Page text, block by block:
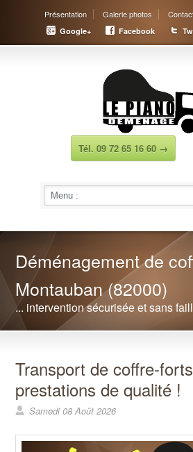
Présentation Galerie photos
Google+ Facebook
Tél. 09 72 65 16 60 →
Déménagement de
Montauban (82000)
... intervention sécurisée et sans
Transport de coffre-
prestations de qualité !
Samedi 08 Août 2026